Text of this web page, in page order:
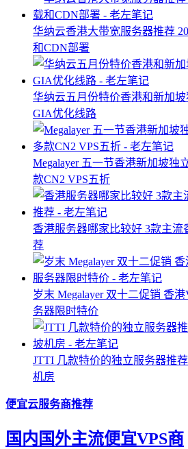
华纳云香港大带宽服务器推荐
和CDN部署
华纳云五月份特价香港和新加
GIA优化线路
Megalayer 五一节香港新加坡独
款CN2 VPS五折
香港服务器哪家比较好 3款主流
荐
岁末 Megalayer 双十二促销 香
务器限时特价
JTTI 几款特价的独立服务器推
机房
便宜云服务商推荐
国内国外主流便宜VPS商